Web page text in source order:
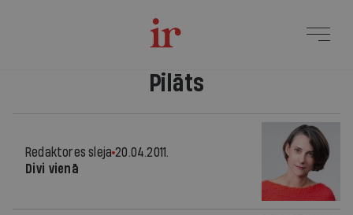
Pilāts
Redaktores sleja 20.04.2011.
Divi vienā